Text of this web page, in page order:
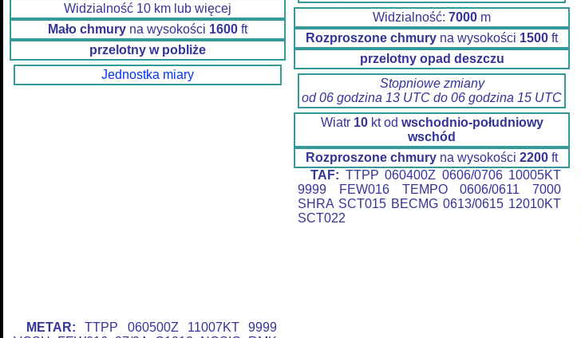
Widzialność 10 km lub więcej
Mało chmury na wysokości 1600 ft
przelotny w pobliże
Jednostka miary
METAR: TTPP 060500Z 11007KT 9999
Widzialność: 7000 m
Rozproszone chmury na wysokości 1500 ft
przelotny opad deszczu
Stopniowe zmiany
od 06 godzina 13 UTC do 06 godzina 15 UTC
Wiatr 10kt od wschodnio-południowy
wschód
Rozproszone chmury na wysokości 2200 ft
TAF: TTPP 060400Z 0606/0706 10005KT
9999 FEW016 TEMPO 0606/0611 7000
SHRA SCT015 BECMG 0613/0615 12010KT
SCT022